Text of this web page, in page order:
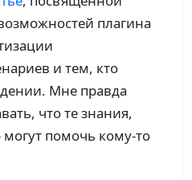
плагина
и тем, кто
Мне правда
что те знания,
помочь кому-то